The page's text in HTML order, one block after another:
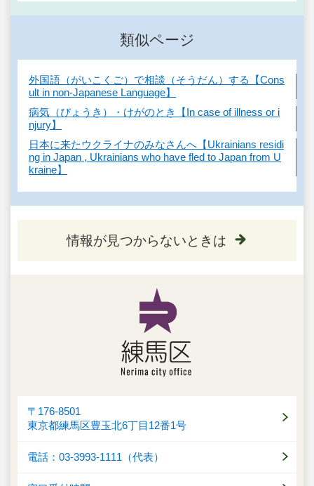
類似ページ
外国語（がいこくご）で相談（そうだん）する【Cons
ult in non-Japanese Language】
病気（びょうき）・けがのとき【In case of illness or i
njury】
日本に来たウクライナのみなさんへ【Ukrainians residi
ng in Japan , Ukrainians who have fled to Japan from U
kraine】
情報が見つからないときは
〒176-8501
東京都練馬区豊玉北6丁目12番1号
電話：03-3993-1111（代表）